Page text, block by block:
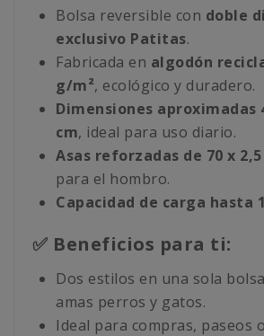
Bolsa reversible con doble
exclusivo Patitas.
Fabricada en algodón
g/m², ecológico y duradero.
Dimensiones aproximadas
cm, ideal para uso diario.
Asas reforzadas de 70 x
para el hombro.
Capacidad de carga hasta
✅ Beneficios para ti:
Dos estilos en una sola
amas perros y gatos.
Ideal para compras, paseos